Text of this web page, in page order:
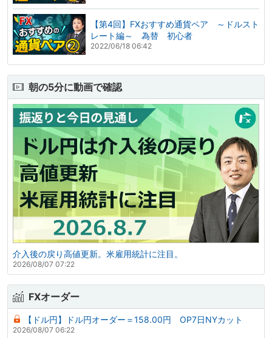
【第4回】FXおすすめ通貨ペア ～ドルスト
レート編～ 為替 初心者
2022/06/18 06:42
朝の5分に動画で確認
介入後の戻り高値更新。米雇用統計に注目。
2026/08/07 07:22
FXオーダー
【ドル円】ドル円オーダー＝158.00円 OP7日NYカット
2026/08/07 06:22